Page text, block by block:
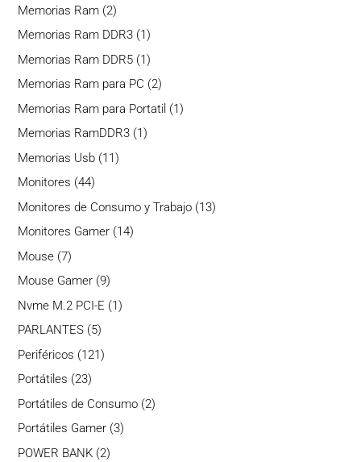
Memorias Ram 22
productos
Memorias Ram DDR3 1 1
producto
Memorias Ram DDR5 11
producto
Memorias Ram para PC 22
productos
Memorias Ram para Portatil 11
Memorias RamDDR3 1 1
Memorias Usb 1111
Monitores 4444
productos
Monitores de Consumo y Trabajo 1313
Monitores Gamer 1414
Mouse 77
productos
Mouse Gamer 99
productos
Nvme M.2 PCI-E 11
PARLANTES 55
productos
Periféricos 121121
Portátiles 2323
productos
Portátiles de Consumo 22
Portátiles Gamer 33
POWER BANK 22